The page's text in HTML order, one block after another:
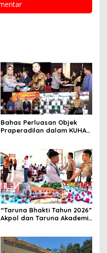
Bahas Perluasan Objek
Praperadilan dalam KUHAP
“Taruna Bhakti Tahun 2026”
Akpol dan Taruna Akademi